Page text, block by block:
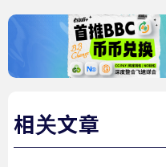
相关文章